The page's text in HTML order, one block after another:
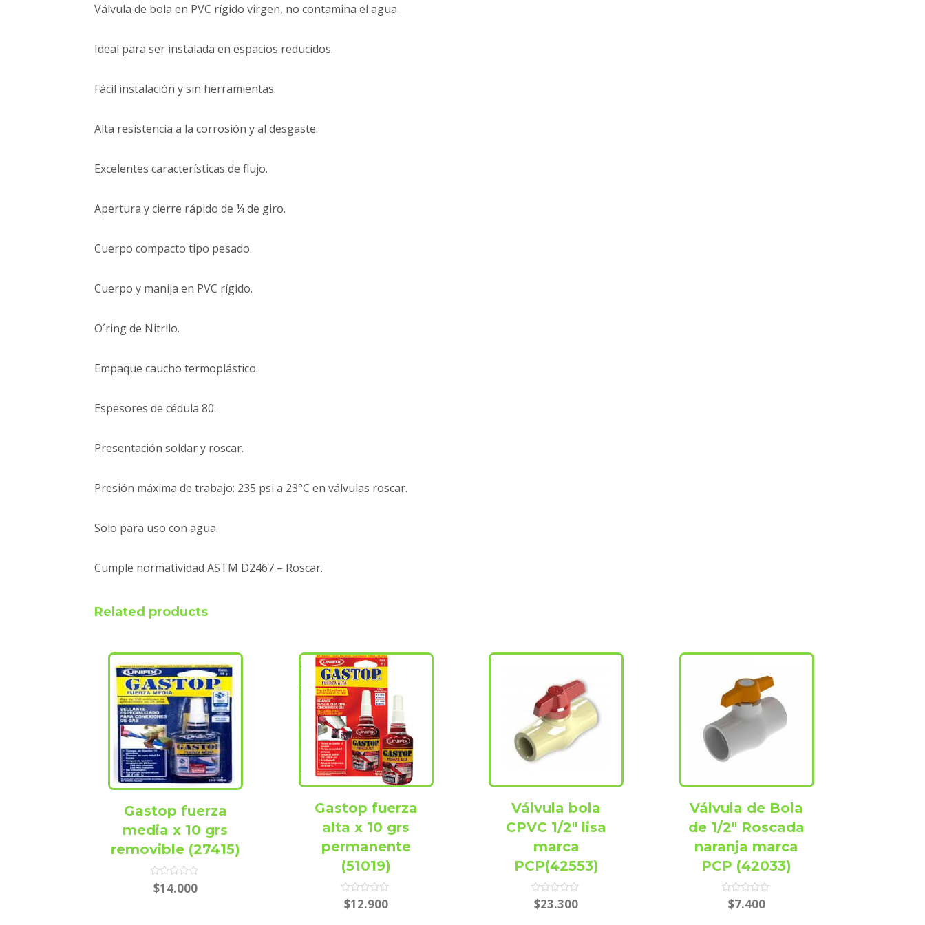
Válvula de bola en PVC rígido virgen, no contamina el agua.
Ideal para ser instalada en espacios reducidos.
Fácil instalación y sin herramientas.
Alta resistencia a la corrosión y al desgaste.
Excelentes características de flujo.
Apertura y cierre rápido de ¼ de giro.
Cuerpo compacto tipo pesado.
Cuerpo y manija en PVC rígido.
O´ring de Nitrilo.
Empaque caucho termoplástico.
Espesores de cédula 80.
Presentación soldar y roscar.
Presión máxima de trabajo: 235 psi a 23°C en válvulas roscar.
Solo para uso con agua.
Cumple normatividad ASTM D2467 – Roscar.
Related products
Gastop fuerza
media x 10 grs
removible (27415)
Rated
0$14.000
Gastop fuerza
alta x 10 grs
permanente
(51019)
Rated
0$12.900
Válvula bola
CPVC 1/2″ lisa
marca
PCP(42553)
Rated
0$23.300
Válvula de Bola
de 1/2″ Roscada
naranja marca
PCP (42033)
Rated
$7.400